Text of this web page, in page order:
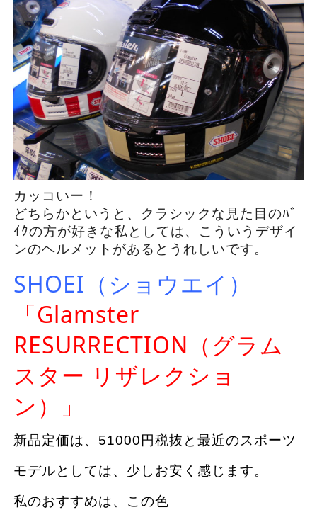
カッコいー！
どちらかというと、クラシックな見た目のﾊﾞ
ｲｸの方が好きな私としては、こういうデザイ
ンのヘルメットがあるとうれしいです。
SHOEI（ショウエイ）
「Glamster
RESURRECTION（グラム
スター リザレクショ
ン）」
新品定価は、51000円税抜と最近のスポーツ
モデルとしては、少しお安く感じます。
私のおすすめは、この色